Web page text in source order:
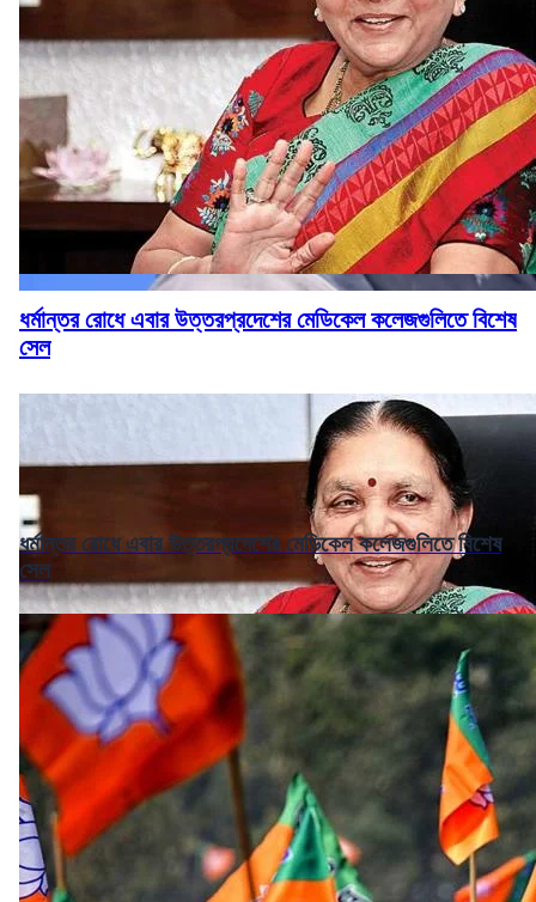
ধর্মান্তর রোধে এবার উত্তরপ্রদেশের মেডিকেল কলেজগুলিতে বিশেষ
সেল
ধর্মান্তর রোধে এবার উত্তরপ্রদেশের মেডিকেল কলেজগুলিতে বিশেষ
সেল